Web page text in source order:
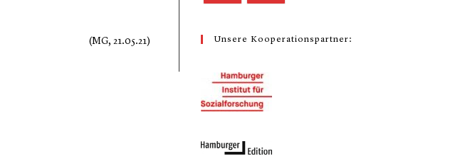
(MG, 21.05.21) Unsere Kooperationspartner: